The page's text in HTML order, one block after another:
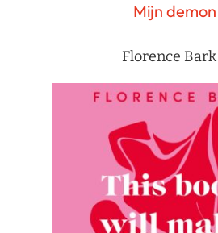
Mijn demon
Florence Bark